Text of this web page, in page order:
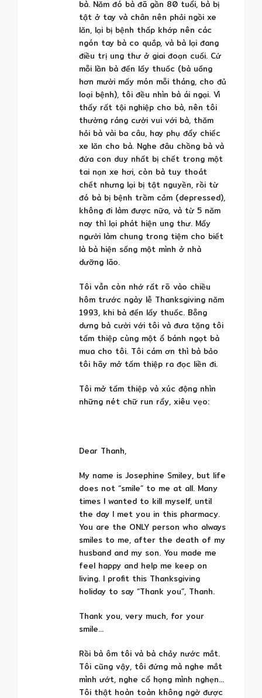
bà. Năm đó bà đã gần 80 tuổi, bà bị
tật ở tay và chân nên phải ngồi xe
lăn, lại bị bệnh thấp khớp nên các
ngón tay bà co quắp, và bà lại đang
điều trị ung thư ở giai đoạn cuối. Cứ
mỗi lần bà đến lấy thuốc (bà uống
hơn mười mấy món mỗi tháng, cho đủ
loại bệnh), tôi đều nhìn bà ái ngại. Vì
thấy rất tội nghiệp cho bà, nên tôi
thường ráng cười vui với bà, thăm
hỏi bà vài ba câu, hay phụ đẩy chiếc
xe lăn cho bà. Nghe đâu chồng bà và
đứa con duy nhất bị chết trong một
tai nạn xe hơi, còn bà tuy thoát
chết nhưng lại bị tật nguyền, rồi từ
đó bà bị bệnh trầm cảm (depressed),
không đi làm được nữa, và từ 5 năm
nay thì lại phát hiện ung thư. Mấy
người làm chung trong tiệm cho biết
là bà hiện sống một mình ở nhà
dưỡng lão.
Tôi vẫn còn nhớ rất rõ vào chiều
hôm trước ngày lễ Thanksgiving năm
1993, khi bà đến lấy thuốc. Bỗng
dưng bà cười với tôi và đưa tặng tôi
tấm thiệp cùng một ổ bánh ngọt bà
mua cho tôi. Tôi cám ơn thì bà bảo
tôi hãy mở tấm thiệp ra đọc liền đi.
Tôi mở tấm thiệp và xúc động nhìn
những nét chữ run rẩy, xiêu vẹo:
Dear Thanh,
My name is Josephine Smiley, but life
does not “smile” to me at all. Many
times I wanted to kill myself, until
the day I met you in this pharmacy.
You are the ONLY person who always
smiles to me, after the death of my
husband and my son. You made me
feel happy and help me keep on
living. I profit this Thanksgiving
holiday to say “Thank you”, Thanh.
Thank you, very much, for your
smile…
Rồi bà ôm tôi và bà chảy nước mắt.
Tôi cũng vậy, tôi đứng mà nghe mắt
mình ướt, nghe cổ họng mình nghẹn…
Tôi thật hoàn toàn không ngờ được